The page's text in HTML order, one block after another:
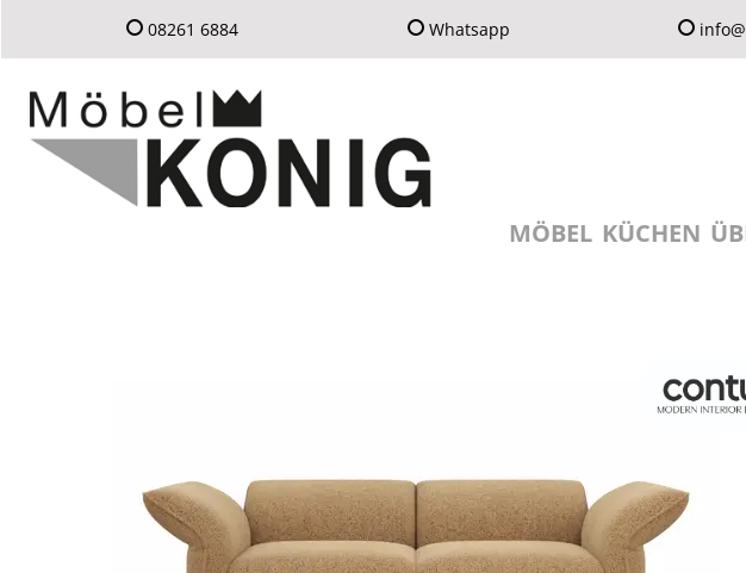
08261 6884 Whatsapp
MÖBEL KÜCHEN